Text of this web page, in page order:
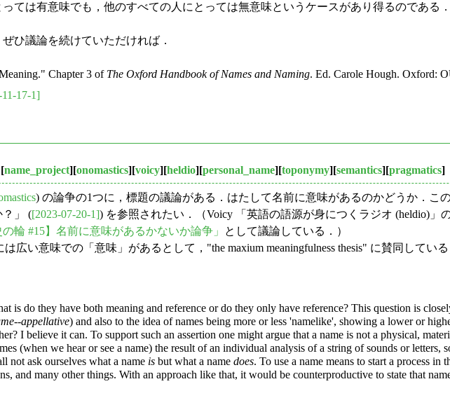
ては有意味でも，他のすべての人にとっては無意味というケースがあり得るのである
ひ議論を続けていただければ．
Chapter 3 of The Oxford Handbook of Names and Naming. Ed. Carole Hough. Oxford:
17-1]
[name_project][onomastics][voicy][heldio][personal_name][toponymy][semantics][pragmatics]
) の論争の1つに，標題の議論がある．はたして名前に意味があるのかどうか．こ
」 ([2023-07-20-1]) を参照されたい．（Voicy 「英語の語源が身につくラジオ (heldio)
の輪 #15】名前に意味があるかないか論争」
として議論している．）
広い意味での「意味」があるとして，"the maxium meaningfulness thesis" に賛同してい
is do they have both meaning and reference or do they only have reference? This question is
--appellative) and also to the idea of names being more or less 'namelike', showing a lower or
I believe it can. To support such an assertion one might argue that a name is not a physical,
(when we hear or see a name) the result of an individual analysis of a string of sounds or letters,
not ask ourselves what a name is but what a name does. To use a name means to start a process
and many other things. With an approach like that, it would be counterproductive to state that